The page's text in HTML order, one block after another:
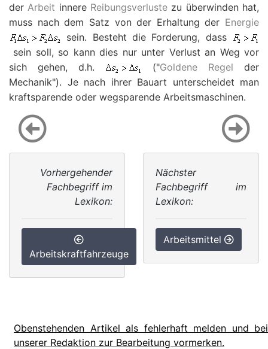
derArbeit innere Reibungsverluste zu überwinden hat,
muss nach dem Satz von der Erhaltung der Energie
sein. Besteht die Forderung, dass
sein soll, so kann dies nur unter Verlust an Weg vor
sich gehen, d.h.
("Goldene Regel der
Mechanik"). Je nach ihrer Bauart unterscheidet man
kraftsparende oder wegsparende Arbeitsmaschinen.
Vorhergehender
Fachbegriff im
Lexikon:
Arbeitskraftfahrzeuge
Nächster
Fachbegriff im
Lexikon:
Arbeitsmittel
Obenstehenden Artikel als fehlerhaft melden und bei
unserer Redaktion zur Bearbeitung vormerken.